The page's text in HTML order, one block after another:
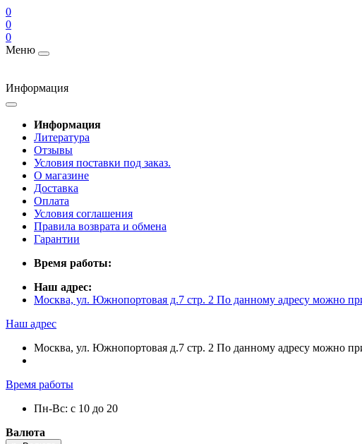
0
0
0
Меню
Информация
Информация
Литература
Отзывы
Условия поставки под заказ.
О магазине
Доставка
Оплата
Условия соглашения
Правила возврата и обмена
Гарантии
Время работы:
Наш адрес:
Москва, ул. Южнопортовая д.7 стр. 2 По данному адресу можно
Наш адрес
Москва, ул. Южнопортовая д.7 стр. 2 По данному адресу можно
Время работы
Пн-Вс: с 10 до 20
Валюта